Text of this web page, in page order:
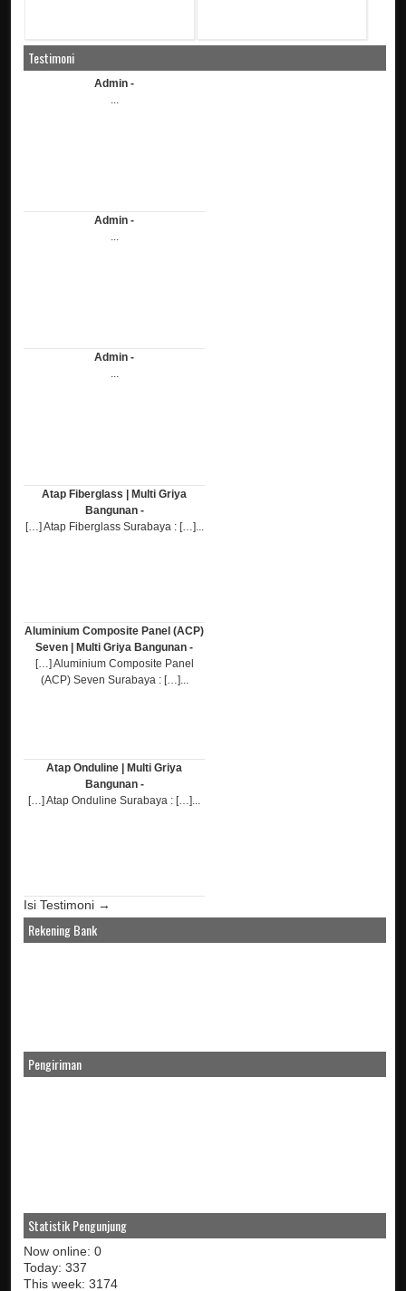
Testimoni
Admin -
...
Admin -
...
Admin -
...
Atap Fiberglass | Multi Griya
Bangunan -
[…] Atap Fiberglass Surabaya : […]...
Aluminium Composite Panel (ACP)
Seven | Multi Griya Bangunan -
[…] Aluminium Composite Panel
(ACP) Seven Surabaya : […]...
Atap Onduline | Multi Griya
Bangunan -
[…] Atap Onduline Surabaya : […]...
Isi Testimoni →
Rekening Bank
Pengiriman
Statistik Pengunjung
Now online: 0
Today: 337
This week: 3174